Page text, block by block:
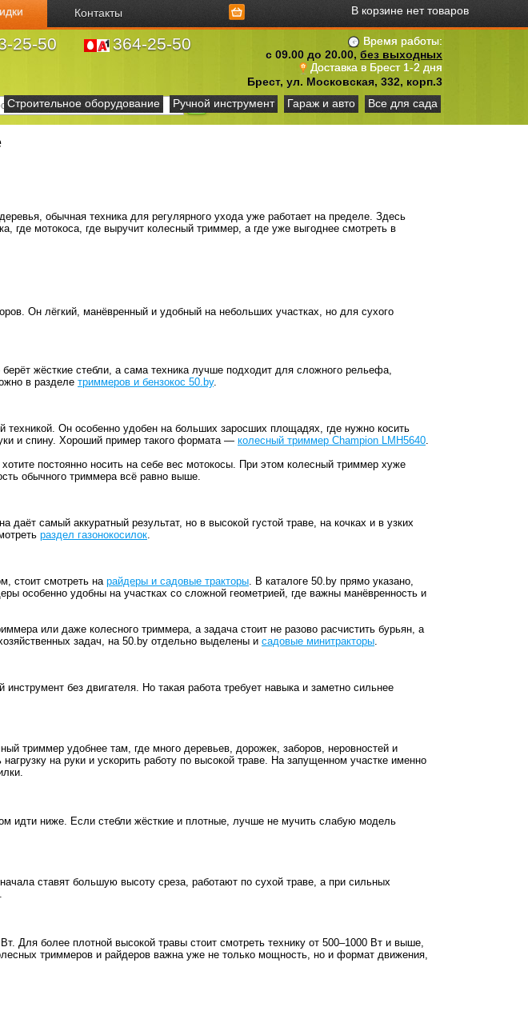
Контакты В корзине нет товаров
Время работы:
с 09.00 до 20.00, без выходных
Доставка в Брест 1-2 дня
Брест, ул. Московская, 332, корп.3
25-50 364-25-50
Строительное оборудование Ручной инструмент Гараж и авто Все для сада
обычная техника для регулярного ухода уже работает на пределе. Здесь
где мотокоса, где выручит колесный триммер, а где уже выгоднее смотреть в
Он лёгкий, манёвренный и удобный на небольших участках, но для сухого
жёсткие стебли, а сама техника лучше подходит для сложного рельефа,
в разделе триммеров и бензокос 50.by.
Он особенно удобен на больших заросших площадях, где нужно косить
и спину. Хороший пример такого формата — колесный триммер Champion LMH5640.
постоянно носить на себе вес мотокосы. При этом колесный триммер хуже
обычного триммера всё равно выше.
самый аккуратный результат, но в высокой густой траве, на кочках и в узких
раздел газонокосилок.
стоит смотреть на райдеры и садовые тракторы. В каталоге 50.by прямо указано,
особенно удобны на участках со сложной геометрией, где важны манёвренность и
или даже колесного триммера, а задача стоит не разово расчистить бурьян, а
задач, на 50.by отдельно выделены и садовые минитракторы.
без двигателя. Но такая работа требует навыка и заметно сильнее
триммер удобнее там, где много деревьев, дорожек, заборов, неровностей и
на руки и ускорить работу по высокой траве. На запущенном участке именно
идти ниже. Если стебли жёсткие и плотные, лучше не мучить слабую модель
ставят большую высоту среза, работают по сухой траве, а при сильных
Для более плотной высокой травы стоит смотреть технику от 500–1000 Вт и выше,
триммеров и райдеров важна уже не только мощность, но и формат движения,